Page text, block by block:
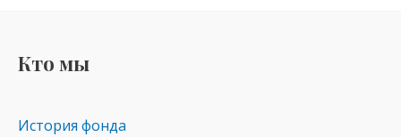
Кто мы
История фонда